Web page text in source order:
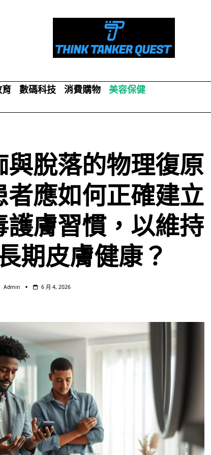
數碼科技 消費購物 美容保健
脫落的物理復原
應如何正確建立
膚習慣，以維持
期皮膚健康？
Admin 6 月 4, 2026